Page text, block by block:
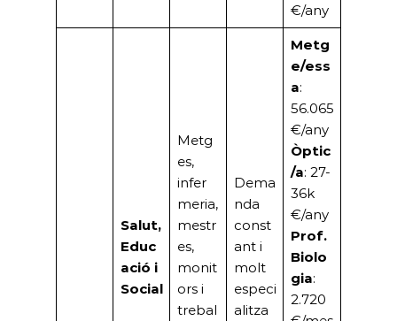
€/any
Salut,
Educ
ació i
Social
Metg
es,
infer
meria,
mestr
es,
monit
ors i
trebal
Dema
nda
const
ant i
molt
especi
alitza
Metg
e/ess
a:
56.065
€/any
Òptic
/a: 27-
36k
€/any
Prof.
Biolo
gia:
2.720